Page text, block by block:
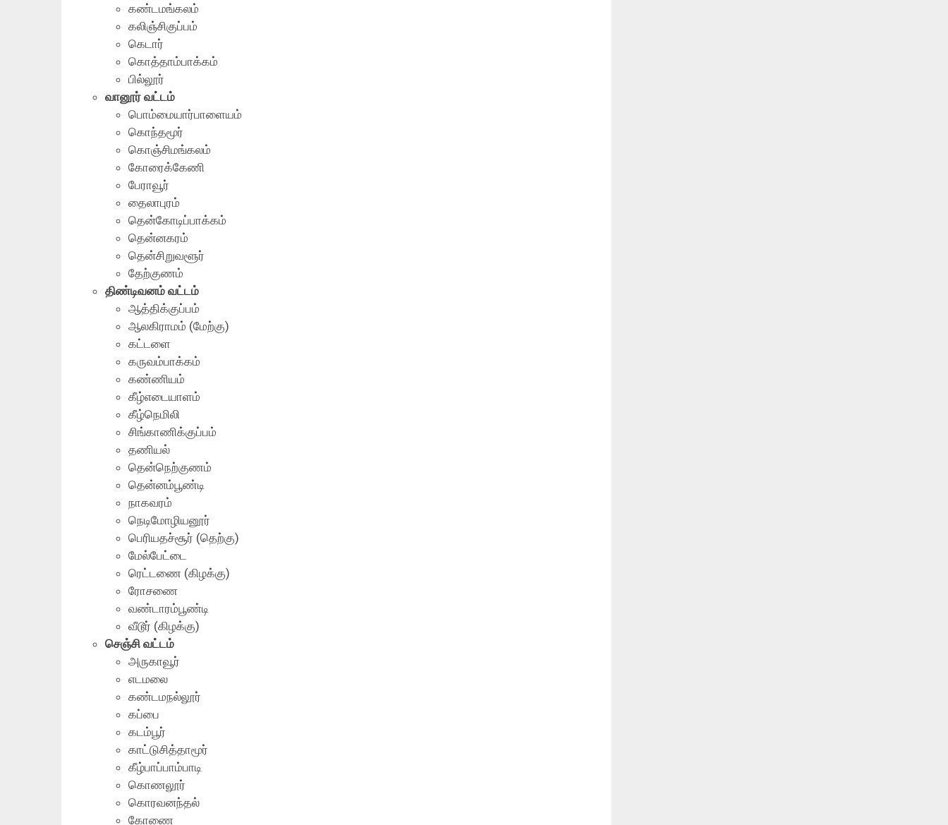
கண்டமங்கலம்
கலிஞ்சிகுப்பம்
கெடார்
கொத்தாம்பாக்கம்
பில்லூர்
வானூர் வட்டம்
பொம்மையார்பாளையம்
கொந்தமூர்
கொஞ்சிமங்கலம்
கோரைக்கேணி
பேராவூர்
தைலாபுரம்
தென்கோடிப்பாக்கம்
தென்னகரம்
தென்சிறுவளூர்
தேற்குணம்
திண்டிவனம் வட்டம்
ஆத்திக்குப்பம்
ஆலகிராமம் (மேற்கு)
கட்டளை
கருவம்பாக்கம்
கண்ணியம்
கீழ்எடையாளம்
கீழ்நெமிலி
சிங்காணிக்குப்பம்
தணியல்
தென்நெற்குணம்
தென்னம்பூண்டி
நாகவரம்
நெடிமோழியனூர்
பெரியதச்சூர் (தெற்கு)
மேல்பேட்டை
ரெட்டணை (கிழக்கு)
ரோசணை
வண்டாரம்பூண்டி
வீடூர் (கிழக்கு)
செஞ்சி வட்டம்
அருகாவூர்
எடமலை
கண்டமநல்லூர்
கப்பை
கடம்பூர்
காட்டுசித்தாமூர்
கீழ்பாப்பாம்பாடி
கொணலூர்
கொரவனந்தல்
கோணை